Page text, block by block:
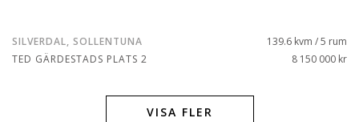
SILVERDAL, SOLLENTUNA
TED GÄRDESTADS PLATS 2
139.6 kvm / 5 rum
8 150 000 kr
VISA FLER